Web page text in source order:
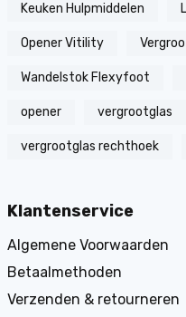
Keuken Hulpmiddelen
Opener Vitility
Wandelstok Flexyfoot
opener vergrootglas
vergrootglas rechthoek
Klantenservice
Algemene Voorwaarden
Betaalmethoden
Verzenden & retourneren